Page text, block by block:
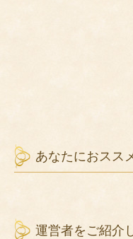
あなたにおスス
運営者をご紹介